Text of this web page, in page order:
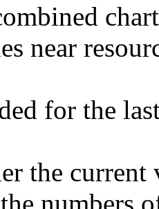
near
for the
the
numbers